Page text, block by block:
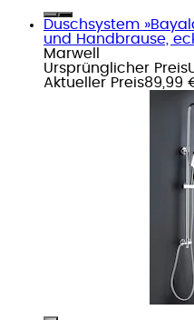
Duschsystem
und Handbrause,
Marwell
Ursprünglicher Preis
Aktueller Preis89,99